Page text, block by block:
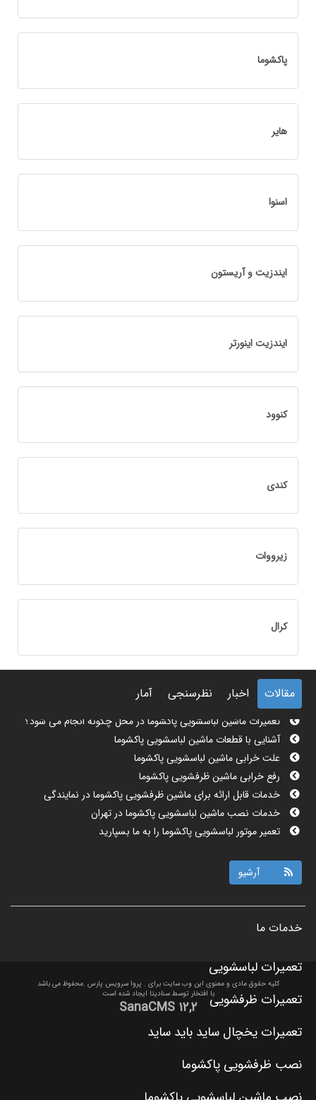
پاکشوما
هایر
اسنوا
ایندزیت و آریستون
ایندزیت اینورتر
کنوود
کندی
زیرووات
کرال
مقالات اخبار نظرسنجی آمار
تعمیرات ماشین لباسشویی پاکشوما در محل چگونه انجام می شود؟
آشنایی با قطعات ماشین لباسشویی پاکشوما
علت خرابی ماشین لباسشویی پاکشوما
رفع خرابی ماشین ظرفشویی پاکشوما
خدمات قابل ارائه برای ماشین ظرفشویی پاکشوما در نمایندگی
خدمات نصب ماشین لباسشویی پاکشوما در تهران
تعمیر موتور لباسشویی پاکشوما را به ما بسپارید
نمایندگی نصب ماشین ظرفشویی پاکشوما در تهران چه کمکی به شما
مزایای نصب ماشین ظرفشویی پاکشوما در تهران
تعمیر ماشین لباسشویی پاکشوما در تهران چه کمکی به شما می کند؟
نمایندگی نصب ماشین لباسشویی پاکشوما در تهران
خرابی قطعات ماشین ظرفشویی پاکشوما
تعمیرات لوازم خانگی پاکشوما pakshoma در تهران را تجربه کنید
آرشیو
خدمات ما
تعمیرات لباسشویی
تعمیرات ظرفشویی
تعمیرات یخچال ساید باید ساید
نصب ظرفشویی پاکشوما
کلیه حقوق مادی و معنوی این وب سایت برای . پروا سرویس پارس .محفوظ می باشد
با افتخار توسطسنادیتا ایجاد شده است
SanaCMS ۱۲,۲